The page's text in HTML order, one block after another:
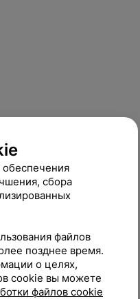
сбора
файлов
позднее время.
о целях,
cookie вы можете
файлов cookie